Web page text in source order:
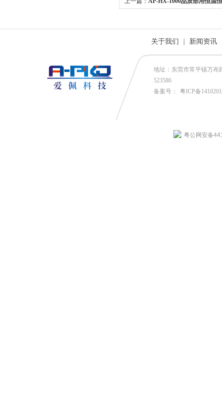
关于我们 新闻资讯
地址：东莞市常平镇万布
523586
备案号：
粤ICP备
粤公网安备